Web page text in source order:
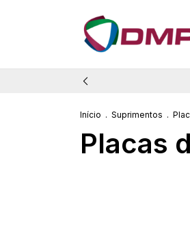
Início . Suprimentos .
Placas